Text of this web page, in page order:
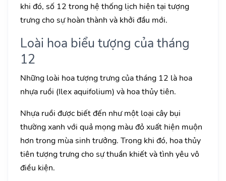
khi đó, số 12 trong hệ thống lịch hiện tại tượng
trưng cho sự hoàn thành và khởi đầu mới.
Loài hoa biểu tượng của tháng
12
Những loài hoa tượng trưng của tháng 12 là hoa
nhựa ruồi (Ilex aquifolium) và hoa thủy tiên.
Nhựa ruồi được biết đến như một loại cây bụi
thường xanh với quả mọng màu đỏ xuất hiện muộn
hơn trong mùa sinh trưởng. Trong khi đó, hoa thủy
tiên tượng trưng cho sự thuần khiết và tình yêu vô
điều kiện.